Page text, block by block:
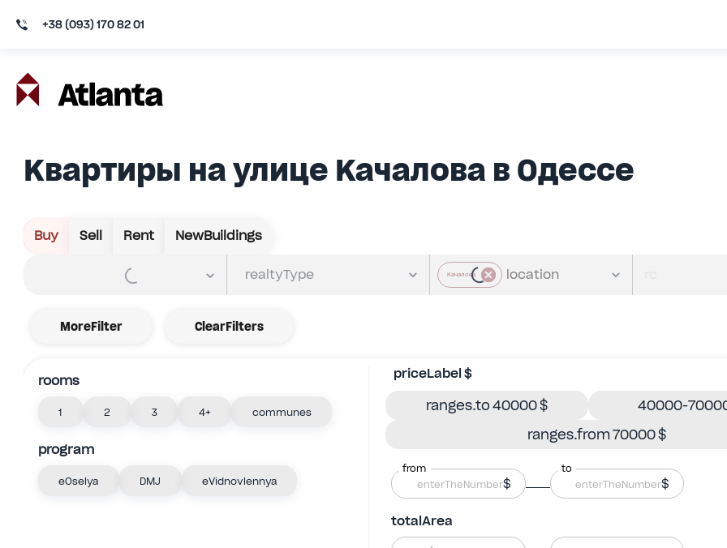
+38 (093) 170 82 01
Квартиры на улице Качалова в Одессе
Buy Sell Rent NewBuildings
Качалова
MoreFilter ClearFilters
rooms
1 2 3 4+ communes
program
eOselya DMJ eVidnovlennya
priceLabel $
ranges.to 40000 $
40000-
ranges.from 70000 $
from
$
to
$
totalArea